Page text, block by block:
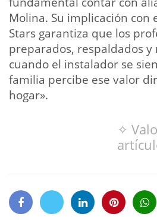
Molina. Su implicación con
Stars garantiza que los
preparados, respaldados y
cuando el instalador se
familia percibe ese valor
hogar».
✧